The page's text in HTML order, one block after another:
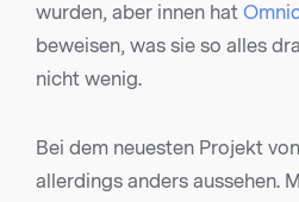
wurden, aber innen hat
beweisen, was sie so alles
nicht wenig.
Bei dem neuesten Projekt von
allerdings anders aussehen.